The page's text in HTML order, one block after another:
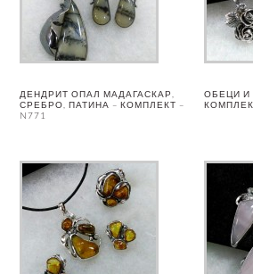
ДЕНДРИТ ОПАЛ МАДАГАСКАР,
СРЕБРО, ПАТИНА – КОМПЛЕКТ –
N771
ОБЕЦИ И